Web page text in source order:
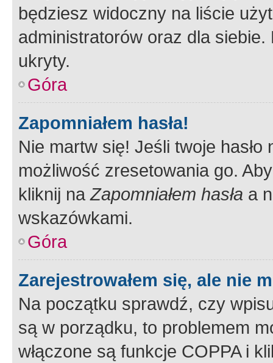
będziesz widoczny na liście
administratorów oraz dla
ukryty.
Góra
Zapomniałem hasła!
Nie martw się! Jeśli twoje
możliwość zresetowania go.
kliknij naZapomniałem hasła a
wskazówkami.
Góra
Zarejestrowałem się, ale nie
Na początku sprawdź, czy
są w porządku, to problemem
włączone są funkcje COPPA i